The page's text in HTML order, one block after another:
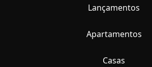
Lançamentos
Apartamentos
Casas